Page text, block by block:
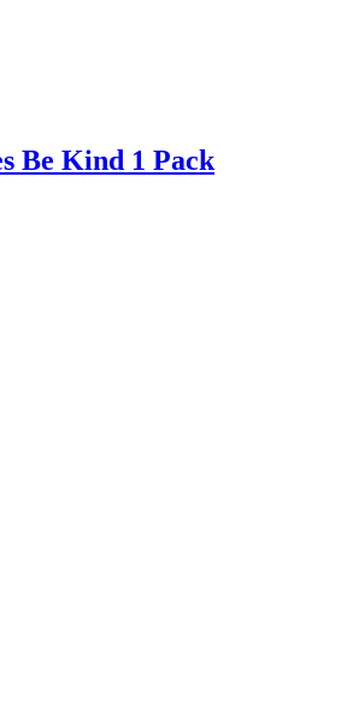
Be Kind 1 Pack